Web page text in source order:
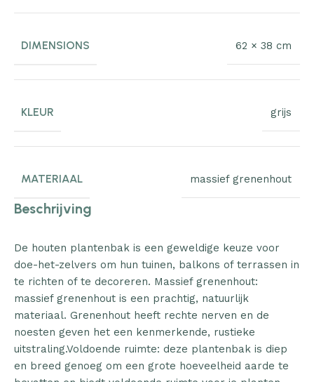
DIMENSIONS 62 × 38 cm
KLEUR grijs
MATERIAAL massief grenenhout
Beschrijving
De houten plantenbak is een geweldige keuze voor
doe-het-zelvers om hun tuinen, balkons of terrassen in
te richten of te decoreren. Massief grenenhout:
massief grenenhout is een prachtig, natuurlijk
materiaal. Grenenhout heeft rechte nerven en de
noesten geven het een kenmerkende, rustieke
uitstraling.Voldoende ruimte: deze plantenbak is diep
en breed genoeg om een grote hoeveelheid aarde te